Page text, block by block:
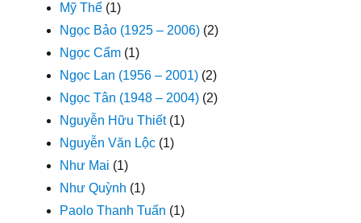
Mỹ Thể (1)
Ngọc Bảo (1925 – 2006) (2)
Ngọc Cẩm (1)
Ngọc Lan (1956 – 2001) (2)
Ngọc Tân (1948 – 2004) (2)
Nguyễn Hữu Thiết(1)
Nguyễn Văn Lộc (1)
Như Mai (1)
Như Quỳnh (1)
Paolo Thanh Tuấn (1)